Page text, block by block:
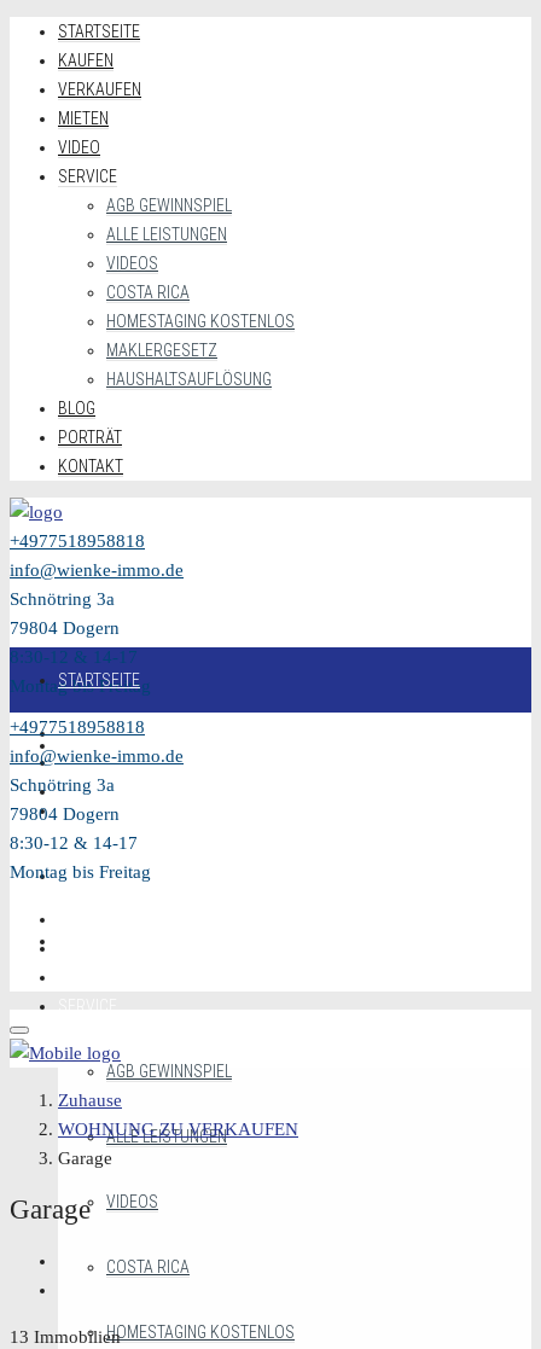
STARTSEITE
KAUFEN
VERKAUFEN
MIETEN
VIDEO
SERVICE
AGB GEWINNSPIEL
ALLE LEISTUNGEN
VIDEOS
COSTA RICA
HOMESTAGING KOSTENLOS
MAKLERGESETZ
HAUSHALTSAUFLÖSUNG
BLOG
PORTRÄT
KONTAKT
+4977518958818
info@wienke-immo.de
Schnötring 3a
79804 Dogern
8:30-12 & 14-17
Montag bis Freitag
STARTSEITE
VERKAUFEN
MIETEN
AGB GEWINNSPIEL
ALLE LEISTUNGEN
VIDEOS
COSTA RICA
HOMESTAGING KOSTENLOS
+4977518958818
info@wienke-immo.de
Schnötring 3a
79804 Dogern
8:30-12 & 14-17
Montag bis Freitag
Zuhause
WOHNUNG ZU VERKAUFEN
Garage
Garage
13 Immobilien